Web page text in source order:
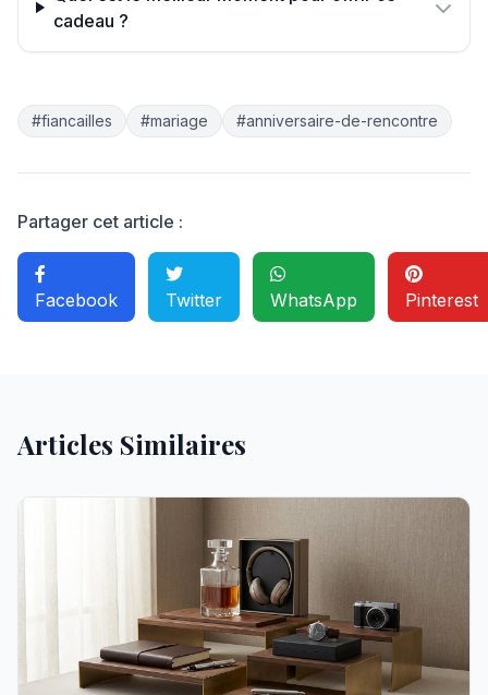
cadeau ?
#fiancailles #mariage #anniversaire-de-rencontre
Partager cet article :
Facebook Twitter WhatsApp Pinterest
Articles Similaires